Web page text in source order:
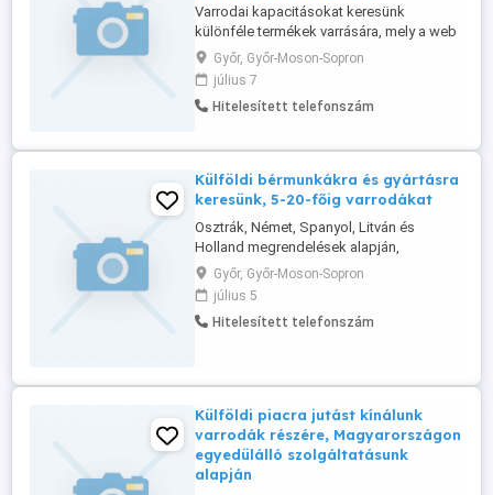
Varrodai kapacitásokat keresünk
különféle termékek varrására, mely a web
oldalunkon megtekinthetők és
folyamatosan frissülnek. Szolgáltatásaink
alapján aki munkát keres, az talál is, mivel
szerződött partnereinket folyamatosan 1-
megrendelési igényekről, mely alapján ...
Győr, Győr-Moson-Sopron
július 7
Hitelesített telefonszám
Külföldi bérmunkákra és gyártásra
keresünk, 5-20-főig varrodákat
Osztrák, Német, Spanyol, Litván és
Holland megrendelések alapján,
ruházatok és textíliák varrására keresünk
varrodákat. Bővebb infó web oldalunkon,
vagy telefonon kérhető, ha jó
kapcsolatokat keres és munkát.
Győr, Győr-Moson-Sopron
július 5
Hitelesített telefonszám
Külföldi piacra jutást kínálunk
varrodák részére, Magyarországon
egyedülálló szolgáltatásunk
alapján